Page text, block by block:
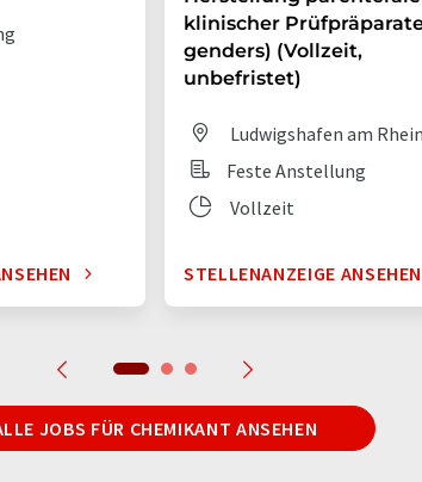
klinischer
genders) (Vollzeit,
unbefristet)
Ludwigshafen am Rhein
Feste Anstellung
Vollzeit
STELLENANZEIGE ANSEHEN
JOBS FÜR CHEMIKANT ANSEHEN